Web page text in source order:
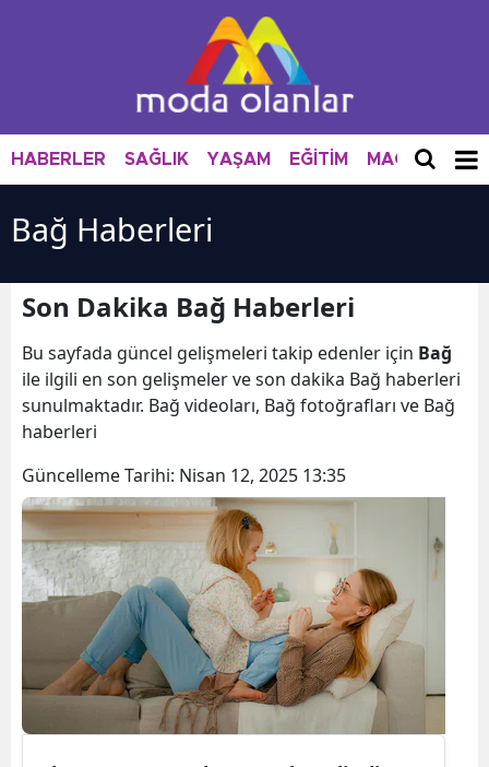
HABERLER SAĞLIK YAŞAM EĞİTİM MAGAZİN
Bağ Haberleri
Son Dakika Bağ Haberleri
Bu sayfada güncel gelişmeleri takip edenler için Bağ
ile ilgili en son gelişmeler ve son dakika Bağ haberleri
sunulmaktadır. Bağ videoları, Bağ fotoğrafları ve Bağ
haberleri
Güncelleme Tarihi: Nisan 12, 2025 13:35